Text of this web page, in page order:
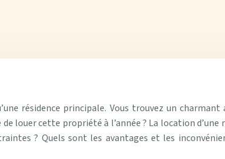
résidence principale. Vous trouvez un
louer cette propriété à l’année ? La location d’une
? Quels sont les avantages et les